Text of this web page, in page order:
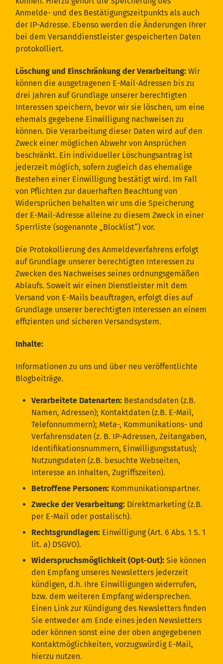
Anmelde- und des Bestätigungszeitpunkts als auch
der IP-Adresse. Ebenso werden die Änderungen Ihrer
bei dem Versanddienstleister gespeicherten Daten
protokolliert.
Löschung und Einschränkung der Verarbeitung:Wir
können die ausgetragenen E-Mail-Adressen bis zu
drei Jahren auf Grundlage unserer berechtigten
Interessen speichern, bevor wir sie löschen, um eine
ehemals gegebene Einwilligung nachweisen zu
können. Die Verarbeitung dieser Daten wird auf den
Zweck einer möglichen Abwehr von Ansprüchen
beschränkt. Ein individueller Löschungsantrag ist
jederzeit möglich, sofern zugleich das ehemalige
Bestehen einer Einwilligung bestätigt wird. Im Fall
von Pflichten zur dauerhaften Beachtung von
Widersprüchen behalten wir uns die Speicherung
der E-Mail-Adresse alleine zu diesem Zweck in einer
Sperrliste (sogenannte „Blocklist“) vor.
Die Protokollierung des Anmeldeverfahrens erfolgt
auf Grundlage unserer berechtigten Interessen zu
Zwecken des Nachweises seines ordnungsgemäßen
Ablaufs. Soweit wir einen Dienstleister mit dem
Versand von E-Mails beauftragen, erfolgt dies auf
Grundlage unserer berechtigten Interessen an einem
effizienten und sicheren Versandsystem.
Inhalte:
Informationen zu uns und über neu veröffentlichte
Blogbeiträge.
Verarbeitete Datenarten: Bestandsdaten (z.B.
Namen, Adressen); Kontaktdaten (z.B. E-Mail,
Telefonnummern); Meta-, Kommunikations- und
Verfahrensdaten (z. B. IP-Adressen, Zeitangaben,
Identifikationsnummern, Einwilligungsstatus);
Nutzungsdaten (z.B. besuchte Webseiten,
Interesse an Inhalten, Zugriffszeiten).
Betroffene Personen: Kommunikationspartner.
Zwecke der Verarbeitung: Direktmarketing (z.B.
per E-Mail oder postalisch).
Rechtsgrundlagen: Einwilligung (Art. 6 Abs. 1 S. 1
lit. a) DSGVO).
Widerspruchsmöglichkeit (Opt-Out):Sie können
den Empfang unseres Newsletters jederzeit
kündigen, d.h. Ihre Einwilligungen widerrufen,
bzw. dem weiteren Empfang widersprechen.
Einen Link zur Kündigung des Newsletters finden
Sie entweder am Ende eines jeden Newsletters
oder können sonst eine der oben angegebenen
Kontaktmöglichkeiten, vorzugswürdig E-Mail,
hierzu nutzen.